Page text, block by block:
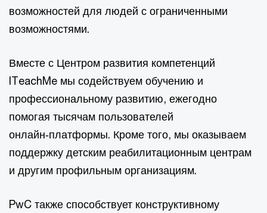
возможностей для людей с ограниченными
возможностями. ​
Вместе с Центром развития компетенций
ITeachMe мы содействуем обучению и
профессиональному развитию, ежегодно
помогая тысячам пользователей
онлайн‑платформы. Кроме того, мы оказываем
поддержку детским реабилитационным центрам
и другим профильным организациям. ​
PwC также способствует конструктивному